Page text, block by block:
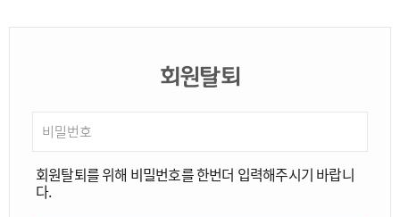
회원탈퇴
회원탈퇴를 위해 비밀번호를 한번더 입력해주시기 바랍니
다.